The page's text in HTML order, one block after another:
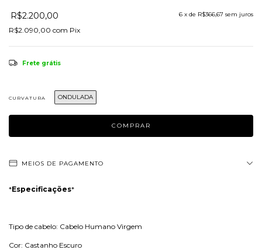
R$2.200,00 6 x de R$366,67 sem juros
R$2.090,00 com Pix
Frete grátis
CURVATURA ONDULADA
MEIOS DE PAGAMENTO
*Especificações*
Tipo de cabelo: Cabelo Humano Virgem
Cor: Castanho Escuro